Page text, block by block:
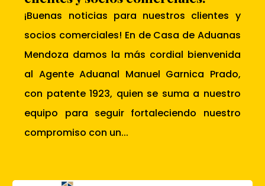
¡Buenas noticias para nuestros clientes y
socios comerciales! En de Casa de Aduanas
Mendoza damos la más cordial bienvenida
al Agente Aduanal Manuel Garnica Prado,
con patente 1923, quien se suma a nuestro
equipo para seguir fortaleciendo nuestro
compromiso con un...